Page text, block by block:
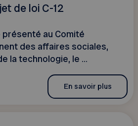
de loi C-12
présenté au Comité
des affaires sociales,
la technologie, le ...
En savoir plus